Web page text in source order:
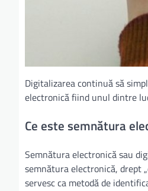
Digitalizarea continuă să
electronică fiind unul dintre
Ce este semnătura
Semnătura electronică sau
semnătura electronică, drept
servesc ca metodă de